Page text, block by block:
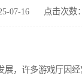
07-16 点击次数
展，许多游戏厅因